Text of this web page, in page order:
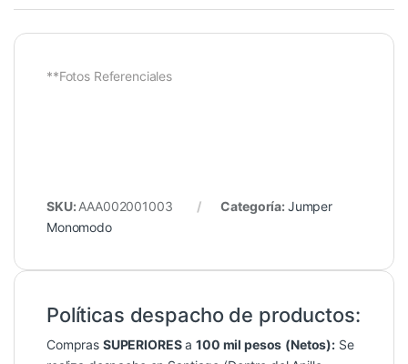
**Fotos Referenciales
SKU: AAA002001003 Categoría: Jumper
Monomodo
Políticas despacho de productos:
Compras SUPERIORESa100 mil pesos (Netos): Se